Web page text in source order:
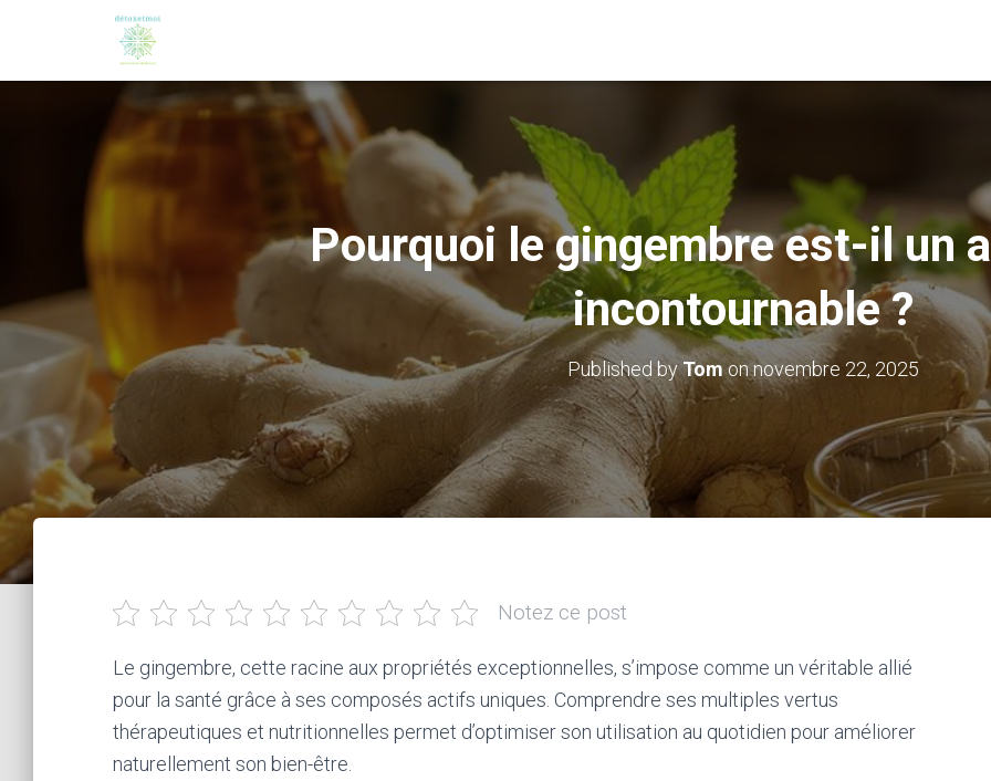
Pourquoi le gingembre est-il un
incontournable ?
Published byTomonnovembre 22, 2025
Notez ce post
Le gingembre, cette racine aux propriétés exceptionnelles, s’impose comme un véritable allié
pour la santé grâce à ses composés actifs uniques. Comprendre ses multiples vertus
thérapeutiques et nutritionnelles permet d’optimiser son utilisation au quotidien pour améliorer
naturellement son bien-être.